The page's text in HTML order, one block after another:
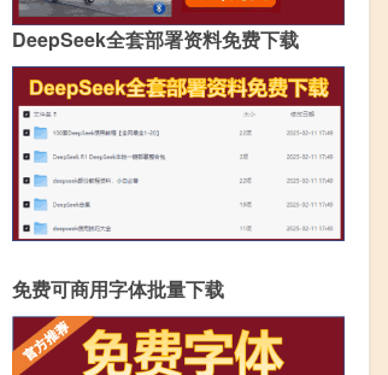
DeepSeek全套部署资料免费下载
免费可商用字体批量下载